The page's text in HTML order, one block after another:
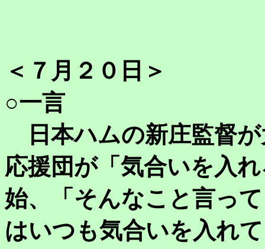
＜７月２０日＞
○一言
日本ハムの新庄監督
応援団が「気合いを入
始、「そんなこと言っ
はいつも気合いを入れ